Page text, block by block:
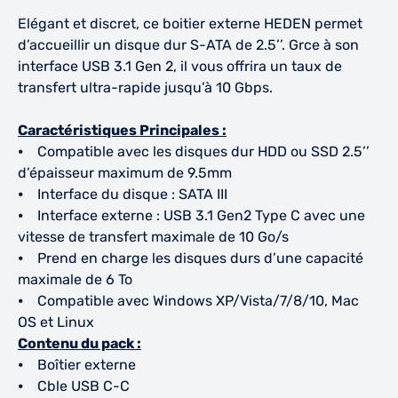
Elégant et discret, ce boitier externe HEDEN permet
d’accueillir un disque dur S-ATA de 2.5’’. Grce à son
interface USB 3.1 Gen 2, il vous offrira un taux de
transfert ultra-rapide jusqu’à 10 Gbps.
Caractéristiques Principales :
⦁ Compatible avec les disques dur HDD ou SSD 2.5’’
d’épaisseur maximum de 9.5mm
⦁ Interface du disque : SATA III
⦁ Interface externe : USB 3.1 Gen2 Type C avec une
vitesse de transfert maximale de 10 Go/s
⦁ Prend en charge les disques durs d’une capacité
maximale de 6 To
⦁ Compatible avec Windows XP/Vista/7/8/10, Mac
OS et Linux
Contenu du pack :
⦁ Boîtier externe
⦁ Cble USB C-C